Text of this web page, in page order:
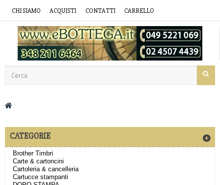
CHI SIAMO ACQUISTI CONTATTI CARRELLO
CATEGORIE
Brother Timbri
Carte & cartoncini
Cartoleria & cancelleria
Cartucce stampanti